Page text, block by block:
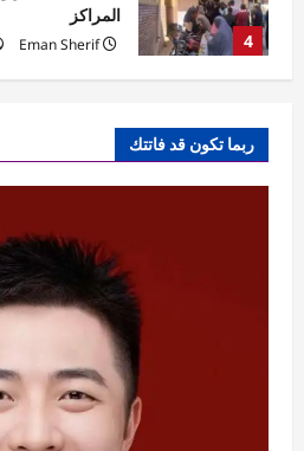
5
Rabab khaled
0
تقارير
القاهرة تستضيف
لمناقشة تأثيرات
Rabab khaled
0
محافظات
محافظ القاهرة
ربما تكون قد فاتتك